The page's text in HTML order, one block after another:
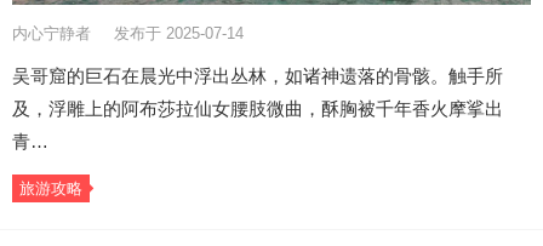
内心宁静者 发布于 2025-07-14
吴哥窟的巨石在晨光中浮出丛林，如诸神遗落的骨骸。触手所
及，浮雕上的阿布莎拉仙女腰肢微曲，酥胸被千年香火摩挲出
青…
旅游攻略